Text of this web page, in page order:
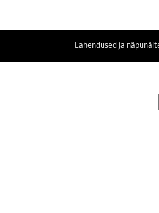
Lahendused ja